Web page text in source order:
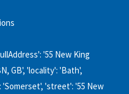
'55 New King
GB', 'locality': 'Bath',
'Somerset', 'street': '55 New